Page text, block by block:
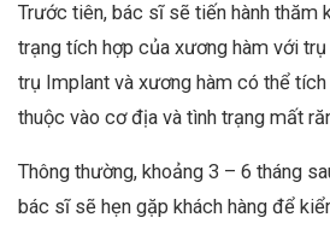
Trước tiên, bác sĩ sẽ tiến hành thăm
trạng tích hợp của xương hàm với
trụ Implant và xương hàm có thể tích
thuộc vào cơ địa và tình trạng mất
Thông thường, khoảng 3 – 6 tháng
bác sĩ sẽ hẹn gặp khách hàng để